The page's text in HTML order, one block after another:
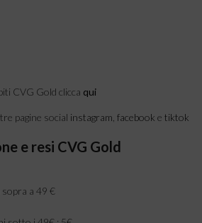
CVG Gold clicca qui
pagine social instagram facebook e tiktok
e resi CVG Gold
sopra a 49 €